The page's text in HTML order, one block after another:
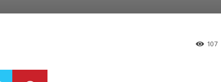
107